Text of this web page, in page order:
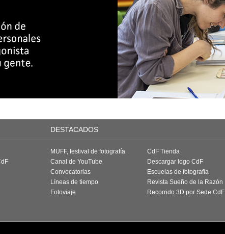
DESTACADOS
MUFF, festival de fotografía
Canal de YouTube
Convocatorias
Líneas de tiempo
Fotoviaje
CdF Tienda
Descargar logo CdF
Escuelas de fotografía
Revista Sueño de la Razón
Recorrido 3D por Sede CdF